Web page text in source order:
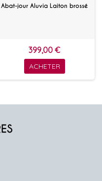
Abat-jour Aluvia Laiton brossé
399,00 €
ACHETER